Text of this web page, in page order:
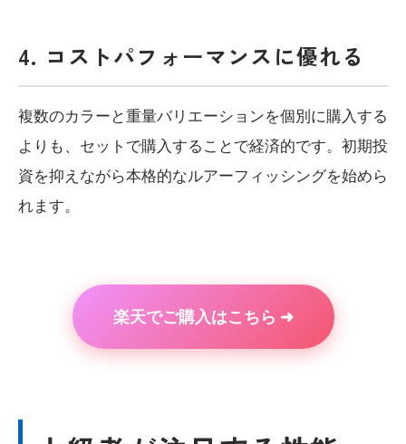
4. コストパフォーマンスに優れる
複数のカラーと重量バリエーションを個別に購入する
よりも、セットで購入することで経済的です。初期投
資を抑えながら本格的なルアーフィッシングを始めら
れます。
楽天でご購入はこちら ➜